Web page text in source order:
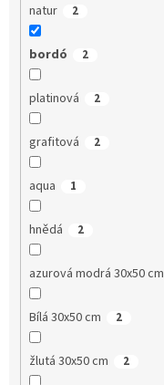
natur 2
bordó 2
platinová 2
grafitová 2
aqua 1
hnědá 2
azurová modrá 30x50 cm
Bílá 30x50 cm 2
žlutá 30x50 cm 2